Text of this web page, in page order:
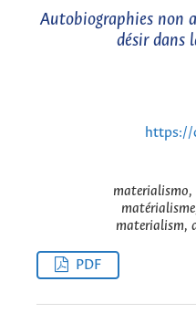
Autobiographies non
désir dans
https://
materialismo,
materialism,
PDF